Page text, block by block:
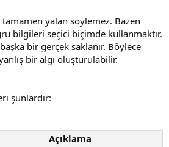
yalan söylemez. Bazen
bilgileri seçici biçimde kullanmaktır.
bir gerçek saklanır. Böylece
bir algı oluşturulabilir.
şunlardır:
Açıklama